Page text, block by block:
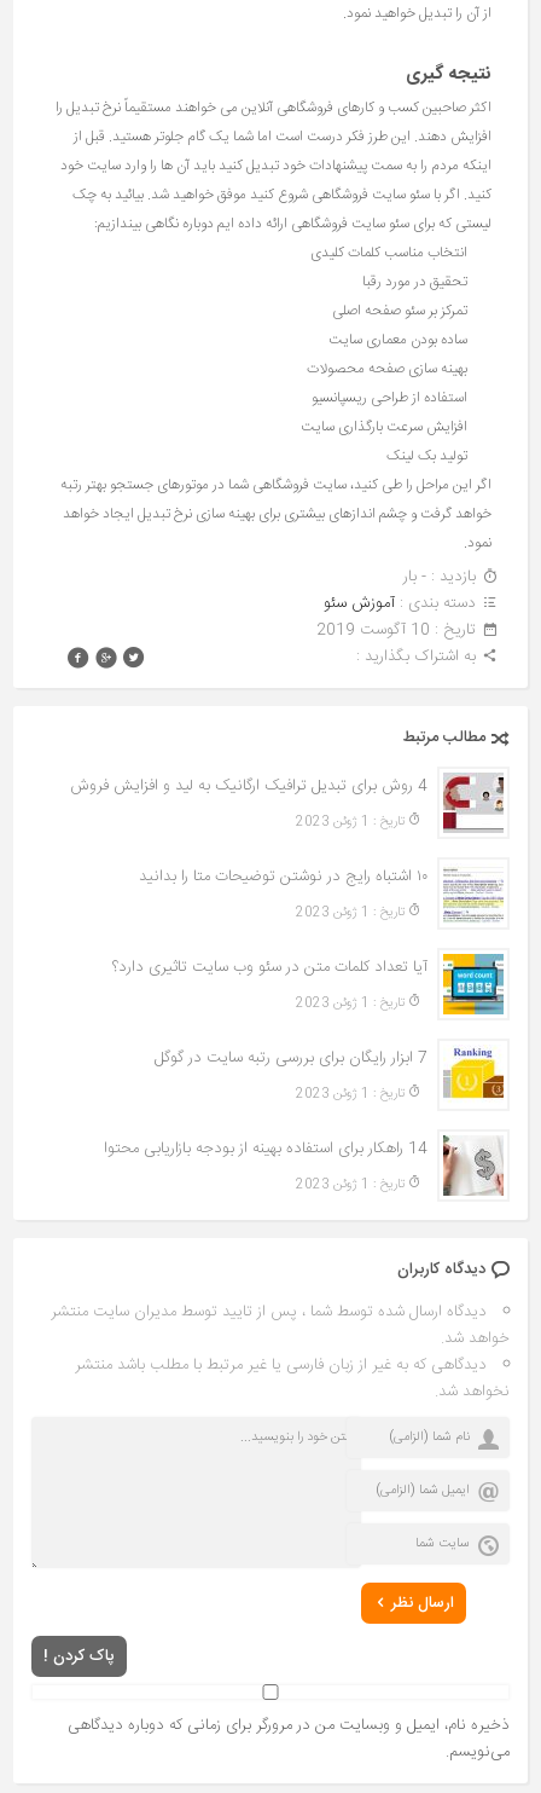
از آن را تبدیل خواهید نمود.
نتیجه گیری
اکثر صاحبین کسب و کارهای فروشگاهی آنلاین می خواهند مستقیماً نرخ تبدیل را
افزایش دهند. این طرز فکر درست است اما شما یک گام جلوتر هستید. قبل از
اینکه مردم را به سمت پیشنهادات خود تبدیل کنید باید آن ها را وارد سایت خود
کنید. اگر با سئو سایت فروشگاهی شروع کنید موفق خواهید شد. بیائید به چک
لیستی که برای سئو سایت فروشگاهی ارائه داده ایم دوباره نگاهی بیندازیم:
انتخاب مناسب کلمات کلیدی
تحقیق در مورد رقبا
تمرکز بر سئو صفحه اصلی
ساده بودن معماری سایت
بهینه سازی صفحه محصولات
استفاده از طراحی ریسپانسیو
افزایش سرعت بارگذاری سایت
تولید بک لینک
اگر این مراحل را طی کنید، سایت فروشگاهی شما در موتورهای جستجو بهتر رتبه
خواهد گرفت و چشم اندازهای بیشتری برای بهینه سازی نرخ تبدیل ایجاد خواهد
نمود.
بازدید : - بار
دسته بندی :آموزش سئو
تاريخ : 10 آگوست 2019
به اشتراک بگذارید :
مطالب مرتبط
4 روش برای تبدیل ترافیک ارگانیک به لید و افزایش فروش
تاريخ : 1 ژوئن 2023
۱۰ اشتباه رایج در نوشتن توضیحات متا را بدانید
تاريخ : 1 ژوئن 2023
آیا تعداد کلمات متن در سئو وب سایت تاثیری دارد؟
تاريخ : 1 ژوئن 2023
7 ابزار رایگان برای بررسی رتبه سایت در گوگل
تاريخ : 1 ژوئن 2023
14 راهکار برای استفاده بهینه از بودجه بازاریابی محتوا
تاريخ : 1 ژوئن 2023
دیدگاه کاربران
دیدگاه ارسال شده توسط شما ، پس از تایید توسط مدیران سایت منتشر
خواهد شد.
دیدگاهی که به غیر از زبان فارسی یا غیر مرتبط با مطلب باشد منتشر
نخواهد شد.
ارسال نظر
پاک کردن !
ذخیره نام، ایمیل و وبسایت من در مرورگر برای زمانی که دوباره دیدگاهی
می‌نویسم.